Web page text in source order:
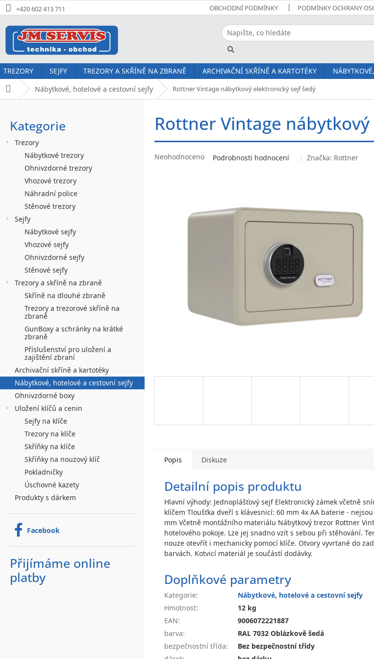
Přejít
na
obsah
+420 602 413 711 OBCHODNÍ PODMÍNKY PODMÍNKY OCHRANY
TREZORY SEJFY TREZORY A SKŘÍNĚ NA ZBRANĚ ARCHIVAČNÍ SKŘÍNĚ A KARTOTÉKY
Domů Nábytkové, hotelové a cestovní sejfy Rottner Vintage nábytkový elektronický sejf šedý
n
n
Přeskočit
kategorie
Kategorie
Trezory
Nábytkové trezory
Ohnivzdorné trezory
Vhozové trezory
Náhradní police
Stěnové trezory
Sejfy
Nábytkové sejfy
Vhozové sejfy
Ohnivzdorné sejfy
Stěnové sejfy
Trezory a skříně na zbraně
Skříně na dlouhé zbraně
Trezory a trezorové skříně na
zbraně
GunBoxy a schránky na krátké
zbraně
Příslušenství pro uložení a
zajištění zbraní
Archivační skříně a kartotéky
Nábytkové, hotelové a cestovní sejfy
Ohnivzdorné boxy
Uložení klíčů a cenin
Sejfy na klíče
Trezory na klíče
Skříňky na klíče
Skříňky na nouzový klíč
Pokladničky
Úschovné kazety
Produkty s dárkem
Facebook
Přijímáme online
platby
Rottner Vintage
Průměrné
Neohodnoceno Podrobnosti hodnocení Značka: Rottner
Popis Diskuze
Detailní popis produktu
Hlavní výhody: Jednoplášťový sejf Elektronický zámek včetně
klíčem Tloušťka dveří s klávesnicí: 60 mm 4x AA baterie -
mm Včetně montážního materiálu Nábytkový trezor Rottner
hotelového pokoje. Lze jej snadno vzít s sebou při stěhování.
nouze otevřít i mechanicky pomocí klíče. Otvory vyvrtané do
barvách. Kotvicí materiál je součástí dodávky.
Doplňkové parametry
Kategorie:
Nábytkové, hotelové a cestovní sejfy
Hmotnost:
12 kg
EAN:
9006072221887
barva:
RAL 7032 Oblázkově šedá
bezpečnostní třída:
Bez bezpečnostní třídy